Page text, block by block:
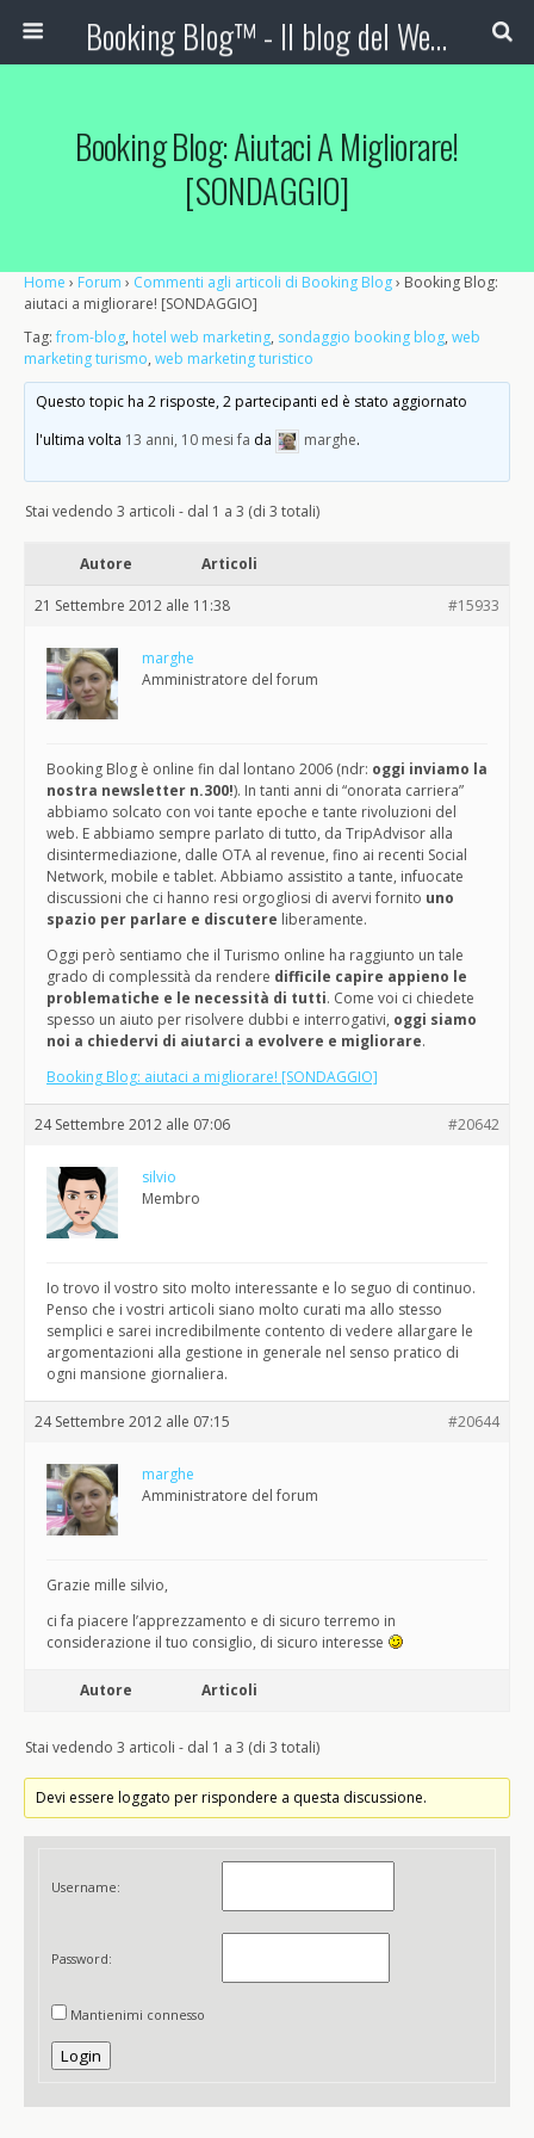
Booking Blog™ - Il blog del Web Marketing Turistico
Booking Blog: Aiutaci A Migliorare!
[SONDAGGIO]
Home › Forum › Commenti agli articoli di Booking Blog› Booking Blog:
aiutaci a migliorare! [SONDAGGIO]
Tag:from-blog, hotel web marketing, sondaggio booking blog, web
marketing turismo, web marketing turistico
Questo topic ha 2 risposte, 2 partecipanti ed è stato aggiornato
l'ultima volta 13 anni, 10 mesi fa da marghe.
Stai vedendo 3 articoli - dal 1 a 3 (di 3 totali)
Autore Articoli
21 Settembre 2012 alle 11:38 #15933
marghe
Amministratore del forum
Booking Blog è online fin dal lontano 2006 (ndr: oggi inviamo la
nostra newsletter n.300!). In tanti anni di “onorata carriera”
abbiamo solcato con voi tante epoche e tante rivoluzioni del
web. E abbiamo sempre parlato di tutto, da TripAdvisor alla
disintermediazione, dalle OTA al revenue, fino ai recenti Social
Network, mobile e tablet. Abbiamo assistito a tante, infuocate
discussioni che ci hanno resi orgogliosi di avervi fornito uno
spazio per parlare e discutere liberamente.
Oggi però sentiamo che il Turismo online ha raggiunto un tale
grado di complessità da rendere difficile capire appieno le
problematiche e le necessità di tutti. Come voi ci chiedete
spesso un aiuto per risolvere dubbi e interrogativi, oggi siamo
noi a chiedervi di aiutarci a evolvere e migliorare.
Booking Blog: aiutaci a migliorare! [SONDAGGIO]
24 Settembre 2012 alle 07:06 #20642
silvio
Membro
Io trovo il vostro sito molto interessante e lo seguo di continuo.
Penso che i vostri articoli siano molto curati ma allo stesso
semplici e sarei incredibilmente contento di vedere allargare le
argomentazioni alla gestione in generale nel senso pratico di
ogni mansione giornaliera.
24 Settembre 2012 alle 07:15 #20644
marghe
Amministratore del forum
Grazie mille silvio,
ci fa piacere l’apprezzamento e di sicuro terremo in
considerazione il tuo consiglio, di sicuro interesse
Autore Articoli
Stai vedendo 3 articoli - dal 1 a 3 (di 3 totali)
Devi essere loggato per rispondere a questa discussione.
Username:
Password:
Mantienimi connesso
Login